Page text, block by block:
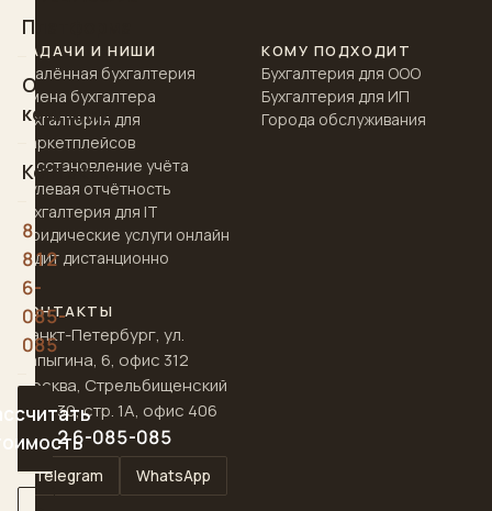
ЗАДАЧИ И НИШИ
Удалённая бухгалтерия
Смена бухгалтера
Бухгалтерия для
маркетплейсов
Восстановление учёта
Нулевая отчётность
Бухгалтерия для IT
Юридические услуги онлайн
Аудит дистанционно
КОМУ ПОДХОДИТ
Бухгалтерия для ООО
Бухгалтерия для ИП
Города обслуживания
КОНТАКТЫ
Санкт-Петербург, ул.
Чапыгина, 6, офис 312
Москва, Стрельбищенский
пер., 30, стр. 1А, офис 406
8 812 6-085-085
Telegram WhatsApp
Платформа
О
компании
Контакты
8
812
6-
085-
085